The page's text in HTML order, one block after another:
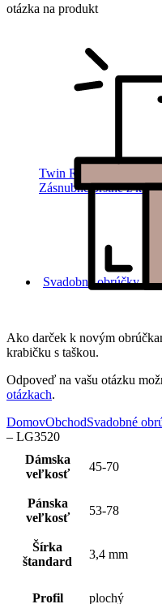
Twin Rings
Zásnubné prstne z
Svadobné obrúčky
otázka na produkt
Ako darček k novým
krabičku s taškou.
Odpoveď na vašu otázku
otázkach.
DomovObchodSvadobné
– LG3520
Dámska
veľkosť
45-70
Pánska
veľkosť
53-78
Šírka
štandard
3,4 mm
Profil plochý